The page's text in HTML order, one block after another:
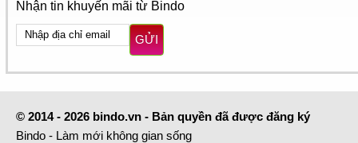
Nhận tin khuyến mãi từ Bindo
GỬI
© 2014 - 2026 bindo.vn - Bản quyền đã được đăng ký
Bindo - Làm mới không gian sống